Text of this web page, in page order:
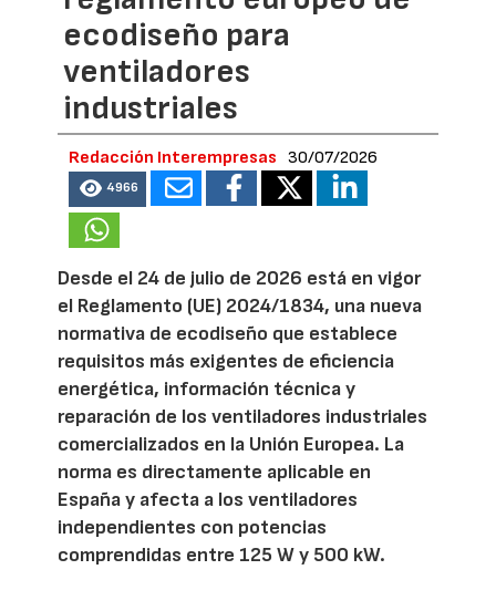
ecodiseño para
ventiladores
industriales
Redacción Interempresas 30/07/2026
4966
Desde el 24 de julio de 2026 está en vigor
el Reglamento (UE) 2024/1834, una nueva
normativa de ecodiseño que establece
requisitos más exigentes de eficiencia
energética, información técnica y
reparación de los ventiladores industriales
comercializados en la Unión Europea. La
norma es directamente aplicable en
España y afecta a los ventiladores
independientes con potencias
comprendidas entre 125 W y 500 kW.